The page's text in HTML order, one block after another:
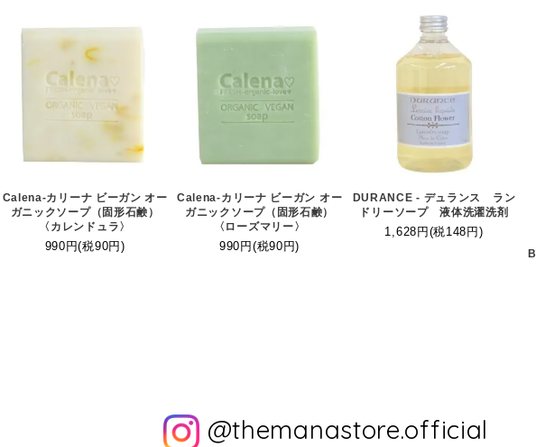
Calena-カリーナ ビーガン オー
ガニックソープ（固形石鹸）
〈カレンドュラ〉
990円(税90円)
Calena-カリーナ ビーガン オー
ガニックソープ（固形石鹸）
〈ローズマリー〉
990円(税90円)
DURANCE - デュランス ラン
ドリーソープ 液体洗濯洗剤
1,628円(税148円)
@themanastore.official